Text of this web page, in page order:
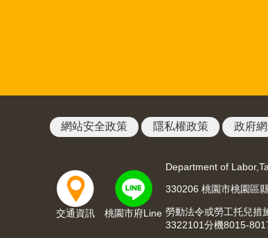
網站安全政策 隱私權政策 政府
交通資訊 桃園市府Line
Department of
330206 桃園市桃園區
勞動法令或勞工托兒措
3322101分機8015-